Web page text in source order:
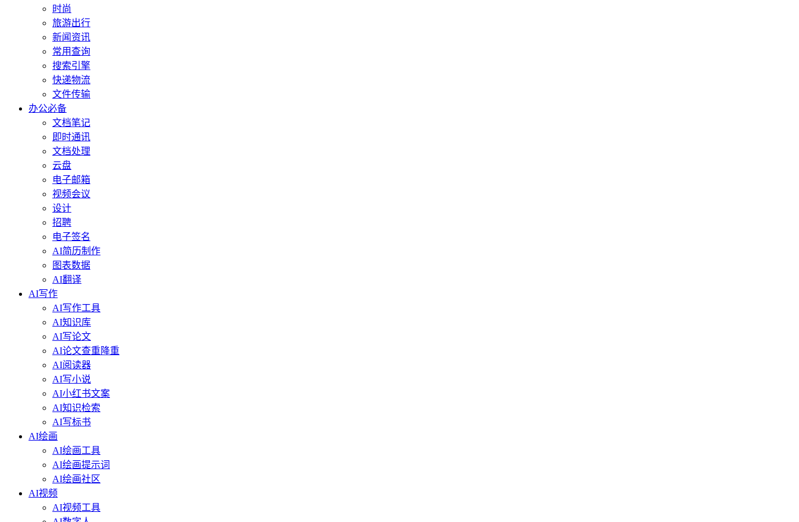
时尚
旅游出行
新闻资讯
常用查询
搜索引擎
快递物流
文件传输
办公必备
文档笔记
即时通讯
文档处理
云盘
电子邮箱
视频会议
设计
招聘
电子签名
AI简历制作
图表数据
AI翻译
AI写作
AI写作工具
AI知识库
AI写论文
AI论文查重降重
AI阅读器
AI写小说
AI小红书文案
AI知识检索
AI写标书
AI绘画
AI绘画工具
AI绘画提示词
AI绘画社区
AI视频
AI视频工具